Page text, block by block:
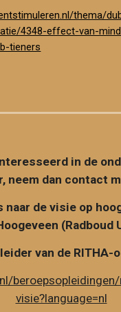
thema/
4348-effect-van-
tieners
in de
neem dan contact
naar de visie op
van de RITHA-
visie?language=nl